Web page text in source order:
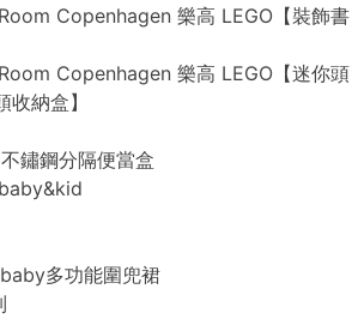
Copenhagen 樂高 LEGO【裝飾書
Copenhagen 樂高 LEGO【迷你頭
收納盒】
鏽鋼分隔便當盒
多功能圍兜裙